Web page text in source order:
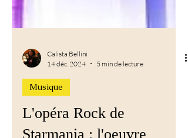
Calista Bellini
14 déc. 2024
5 min de lecture
Musique